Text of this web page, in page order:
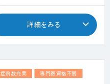
詳細をみる
症例数充実 専門医資格不問